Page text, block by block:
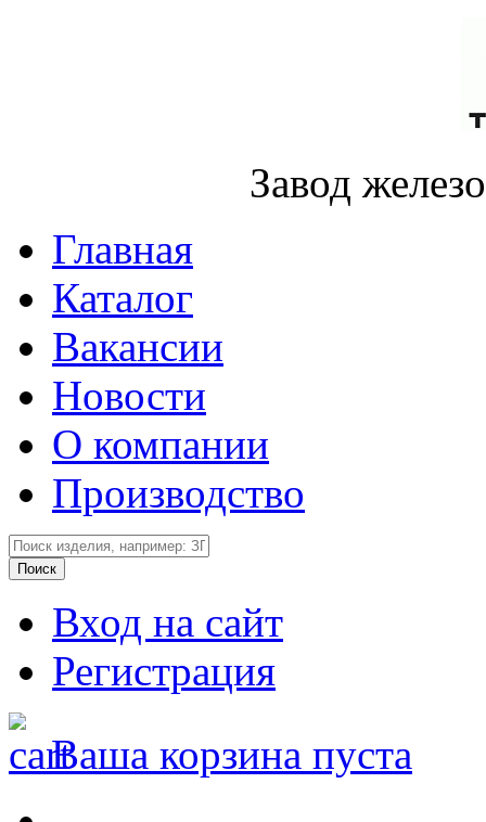
Завод
Главная
Каталог
Вакансии
Новости
О компании
Производство
Вход на сайт
Регистрация
Ваша корзина пуста